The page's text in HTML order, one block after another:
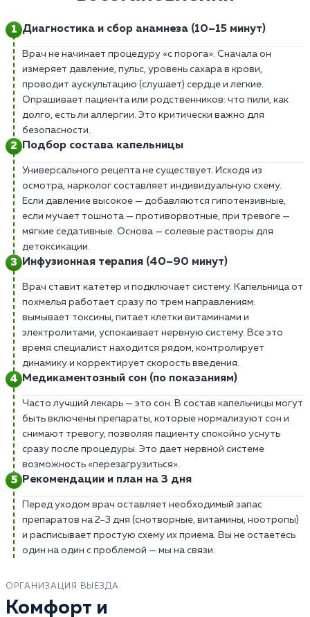
Диагностика и сбор анамнеза (10–15 минут)
Врач не начинает процедуру «с порога». Сначала он
измеряет давление, пульс, уровень сахара в крови,
проводит аускультацию (слушает) сердце и легкие.
Опрашивает пациента или родственников: что пили, как
долго, есть ли аллергии. Это критически важно для
безопасности.
Подбор состава капельницы
Универсального рецепта не существует. Исходя из
осмотра, нарколог составляет индивидуальную схему.
Если давление высокое — добавляются гипотензивные,
если мучает тошнота — противорвотные, при тревоге —
мягкие седативные. Основа — солевые растворы для
детоксикации.
Инфузионная терапия (40–90 минут)
Врач ставит катетер и подключает систему. Капельница от
похмелья работает сразу по трем направлениям:
вымывает токсины, питает клетки витаминами и
электролитами, успокаивает нервную систему. Все это
время специалист находится рядом, контролирует
динамику и корректирует скорость введения.
Медикаментозный сон (по показаниям)
Часто лучший лекарь — это сон. В состав капельницы могут
быть включены препараты, которые нормализуют сон и
снимают тревогу, позволяя пациенту спокойно уснуть
сразу после процедуры. Это дает нервной системе
возможность «перезагрузиться».
Рекомендации и план на 3 дня
Перед уходом врач оставляет необходимый запас
препаратов на 2–3 дня (снотворные, витамины, ноотропы)
и расписывает простую схему их приема. Вы не остаетесь
один на один с проблемой — мы на связи.
ОРГАНИЗАЦИЯ ВЫЕЗДА
Комфорт и